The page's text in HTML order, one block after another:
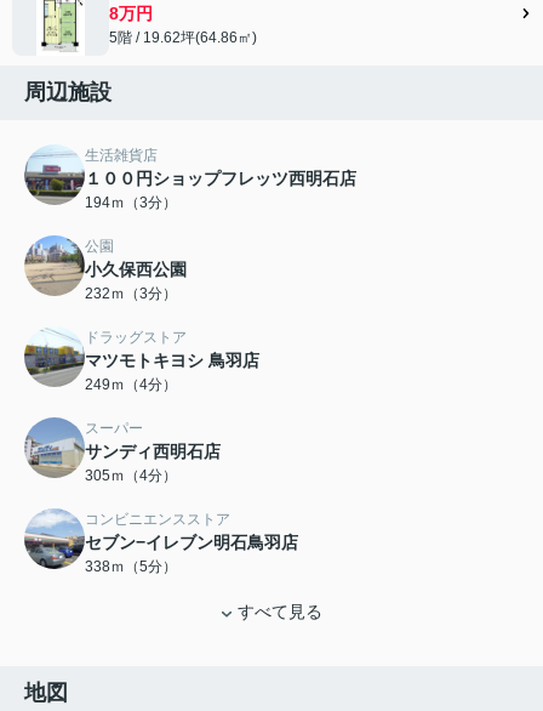
8万円
5階 / 19.62坪(64.86㎡)
周辺施設
生活雑貨店
１００円ショップフレッツ西明石店
194ｍ（3分）
公園
小久保西公園
232ｍ（3分）
ドラッグストア
マツモトキヨシ 鳥羽店
249ｍ（4分）
スーパー
サンディ西明石店
305ｍ（4分）
コンビニエンスストア
セブン−イレブン明石鳥羽店
338ｍ（5分）
すべて見る
地図